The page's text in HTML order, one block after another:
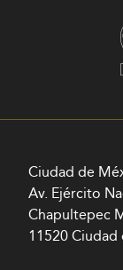
Ciudad de
Av. Ejército
Chapultepec
11520